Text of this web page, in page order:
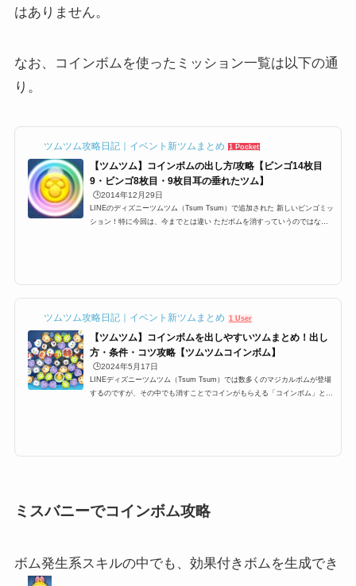
はありません。
なお、コインボムを使ったミッション一覧は以下の通
り。
ツムツム攻略日記｜イベント新ツムまとめ 1 Pocket
【ツムツム】コインボムの出し方/攻略【ビンゴ14枚目
9・ビンゴ8枚目・9枚目耳の垂れたツム】
🕒️2014年12月29日
LINEのディズニーツムツム（Tsum Tsum）で追加された 新しいビンゴミッ
ション！特に今回は、今までとは違い ただボムを消すっていうのではなく
ツムツム攻略日記｜イベント新ツムまとめ 1 User
【ツムツム】コインボムを出しやすいツムまとめ！出し
方・条件・コツ攻略【ツムツムコインボム】
🕒️2024年5月17日
LINEディズニーツムツム（Tsum Tsum）では数多くのマジカルボムが登場
するのですが、その中でも消すことでコインがもらえる「コインボム」とい
ミスバニーでコインボム攻略
ボム発生系スキルの中でも、効果付きボムを生成でき